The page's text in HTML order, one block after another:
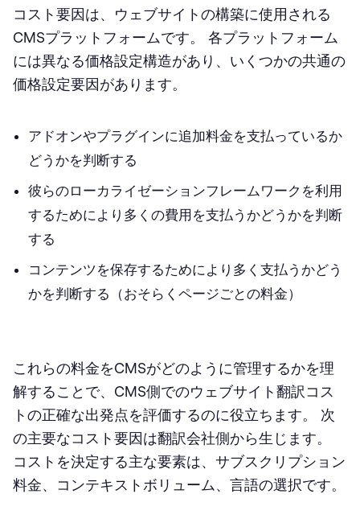
コスト要因は、ウェブサイトの構築に使用される
CMSプラットフォームです。 各プラットフォーム
には異なる価格設定構造があり、いくつかの共通の
価格設定要因があります。
アドオンやプラグインに追加料金を支払っているか
どうかを判断する
彼らのローカライゼーションフレームワークを利用
するためにより多くの費用を支払うかどうかを判断
する
コンテンツを保存するためにより多く支払うかどう
かを判断する（おそらくページごとの料金）
これらの料金をCMSがどのように管理するかを理
解することで、CMS側でのウェブサイト翻訳コス
トの正確な出発点を評価するのに役立ちます。 次
の主要なコスト要因は翻訳会社側から生じます。
コストを決定する主な要素は、サブスクリプション
料金、コンテキストボリューム、言語の選択です。